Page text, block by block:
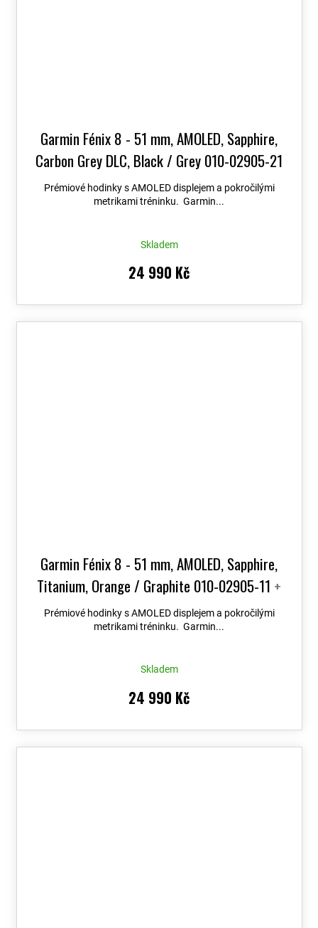
Garmin Fénix 8 - 51 mm, AMOLED, Sapphire,
Carbon Grey DLC, Black / Grey 010-02905-21
+ možnost výměny do 90 dní + Topo Czech PRO
Voucher
Prémiové hodinky s AMOLED displejem a pokročilými
metrikami tréninku. Garmin...
Skladem
24 990 Kč
Garmin Fénix 8 - 51 mm, AMOLED, Sapphire,
Titanium, Orange / Graphite 010-02905-11 +
možnost výměny do 90 dní + Topo Czech PRO
Voucher
Prémiové hodinky s AMOLED displejem a pokročilými
metrikami tréninku. Garmin...
Skladem
24 990 Kč